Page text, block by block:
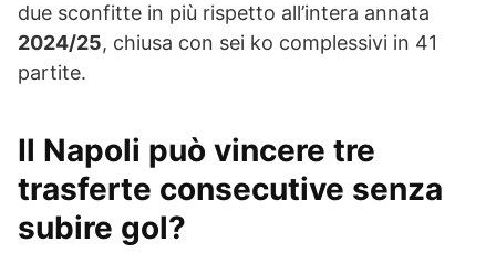
due sconfitte in più rispetto all’intera annata
2024/25, chiusa con sei ko complessivi in 41
partite.
Il Napoli può vincere tre
trasferte consecutive senza
subire gol?